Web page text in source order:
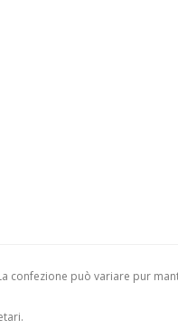
può variare pur